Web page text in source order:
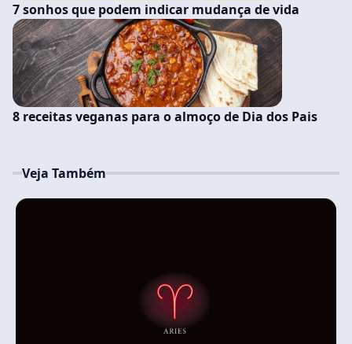
7 sonhos que podem indicar mudança de vida
8 receitas veganas para o almoço de Dia dos Pais
Veja Também